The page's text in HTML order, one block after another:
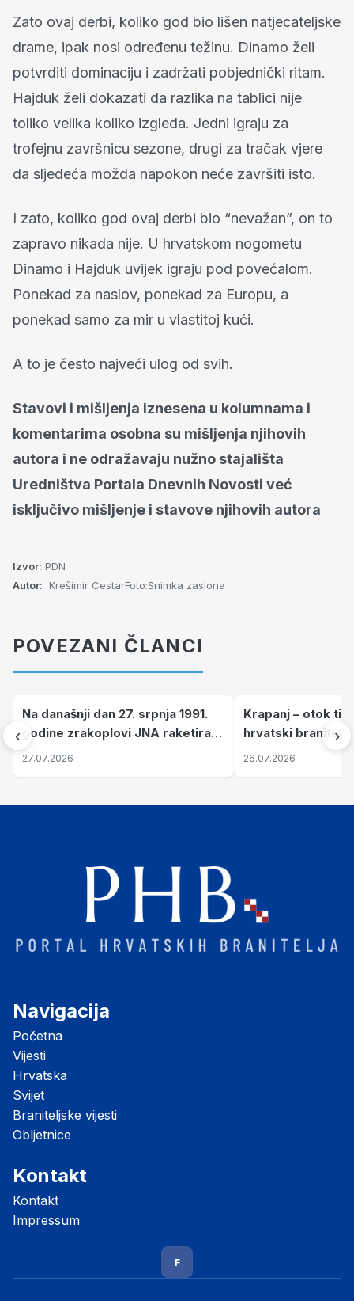
Zato ovaj derbi, koliko god bio lišen natjecateljske
drame, ipak nosi određenu težinu. Dinamo želi
potvrditi dominaciju i zadržati pobjednički ritam.
Hajduk želi dokazati da razlika na tablici nije
toliko velika koliko izgleda. Jedni igraju za
trofejnu završnicu sezone, drugi za tračak vjere
da sljedeća možda napokon neće završiti isto.
I zato, koliko god ovaj derbi bio “nevažan”, on to
zapravo nikada nije. U hrvatskom nogometu
Dinamo i Hajduk uvijek igraju pod povećalom.
Ponekad za naslov, ponekad za Europu, a
ponekad samo za mir u vlastitoj kući.
A to je često najveći ulog od svih.
Stavovi i mišljenja iznesena u kolumnama i
komentarima osobna su mišljenja njihovih
autora i ne odražavaju nužno stajališta
Uredništva Portala Dnevnih Novosti već
isključivo mišljenje i stavove njihovih autora
Izvor: PDN
Autor: Krešimir CestarFoto:Snimka zaslona
POVEZANI ČLANCI
‹
Na današnji dan 27. srpnja 1991.
godine zrakoplovi JNA raketirali
su vojarnu i obučni centar "Nikola
27.07.2026
Krapanj – otok
hrvatski branitelji
pronalaze mir
26.07.2026
›
Navigacija
Početna
Vijesti
Hrvatska
Svijet
Braniteljske vijesti
Obljetnice
Kontakt
Kontakt
Impressum
F